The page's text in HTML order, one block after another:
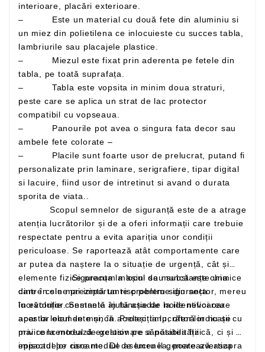
interioare, placări exterioare.
– Este un material cu două fete din aluminiu si
un miez din polietilena ce inlocuieste cu succes tabla,
lambriurile sau placajele plastice.
– Miezul este fixat prin aderenta pe fetele din
tabla, pe toată suprafața.
– Tabla este vopsita in minim doua straturi,
peste care se aplica un strat de lac protector
compatibil cu vopseaua.
– Panourile pot avea o singura fata decor sau
ambele fete colorate –
– Placile sunt foarte usor de prelucrat, putand fi
personalizate prin laminare, serigrafiere, tipar digital
si lacuire, fiind usor de intretinut si avand o durata
sporita de viata..
atenția lucrătorilor și de a oferi informații care trebuie
respectate pentru a evita apariția unor condiții
periculoase. Se raportează atât comportamente care
ar putea da naștere la o situație de urgență, cât și
elemente fizice precum mașini sau substanțe chimice
care în sine prezintă un risc pentru siguranța
lucrătorilor. Semnele ajută așadar la identificarea
acestor elemente și, în același timp, oferă indicații cu
privire la modul de gestionare a posibilității
episoadelor riscante. De asemenea, poate avertiza
Siguranța la locul de muncă este una
dintre cele mai importante probleme din sector, mereu
în evoluție constantă în funcție de noile nevoi care
apar la locul de muncă. Protecția lucrătorilor nu se
mai concentrează exclusiv pe sănătatea fizică, ci și pe
impactul pe care mediul de lucru îl generează asupra